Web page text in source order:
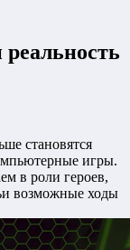
становятся
игры.
в роли героев,
возможные ходы